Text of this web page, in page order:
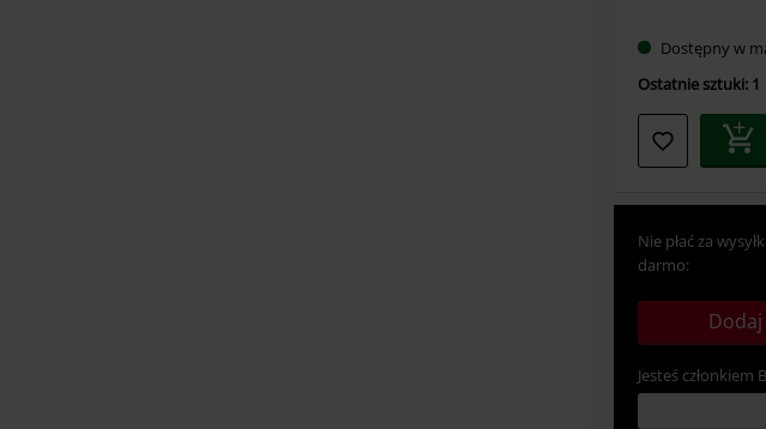
Dostępny w
Ostatnie sztuki: 1
Nie płać za
darmo:
Jesteś członkiem